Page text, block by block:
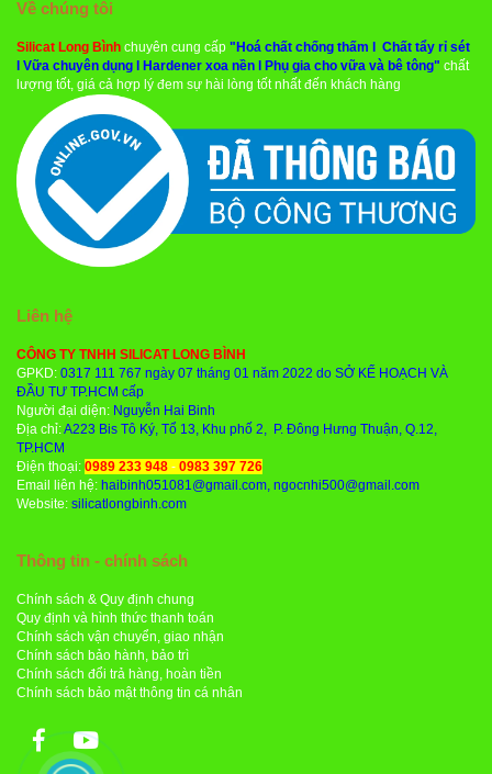
Về chúng tôi
Silicat Long Bình chuyên cung cấp " Hoá chất chống thấm
Chất tẩy rỉ sét
Vữa chuyên dụng Hardener xoa nền Phụ gia cho vữa và bê tông" chất
lượng tốt, giá cả hợp lý đem sự hài lòng tốt nhất đến khách hàng
Liên hệ
CÔNG TY TNHH SILICAT LONG BÌNH
GPKD: 0317 111 767 ngày 07 tháng 01 năm 2022 do SỞ KẾ HOẠCH VÀ
ĐẦU TƯ TP.HCM cấp
Người đại diện: Nguyễn Hai Binh
Địa chỉ:A223 Bis Tô Ký, Tổ 13, Khu phố 2, P. Đông Hưng Thuận, Q.12,
TP.HCM
Điện thoại: 0989 233 948 - 0983 397 726
Email liên hệ: haibinh051081@gmail.com, ngocnhi500@gmail.com
Website: silicatlongbinh.com
Thông tin - chính sách
Chính sách & Quy định chung
Quy định và hình thức thanh toán
Chính sách vận chuyển, giao nhận
Chính sách bảo hành, bảo trì
Chính sách đổi trả hàng, hoàn tiền
Chính sách bảo mật thông tin cá nhân